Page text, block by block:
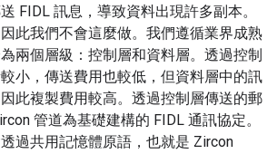
FIDL 訊息，導致資料出現許多副本。
此我們不會這麼做。我們遵循業界成熟
兩個層級：控制層和資料層。透過控制
小，傳送費用也較低，但資料層中的訊
此複製費用較高。透過控制層傳送的郵
管道為基礎建構的 FIDL 通訊協定。
過共用記憶體原語，也就是 Zircon